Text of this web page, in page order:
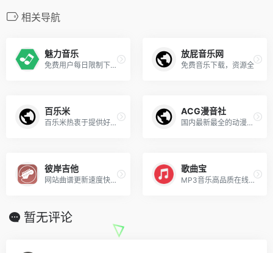
相关导航
魅力音乐
免费用户每日限制下载30次
放屁音乐网
免费音乐下载，资源全
百乐米
百乐米热衷于提供好听的外文歌曲大全推荐,包括最新好听的外文歌曲、热门流行外文歌曲、说唱、乡村、摇滚和经典外文歌[…]
ACG漫音社
国内最新最全的动漫音乐下载网站
彼岸吉他
网站曲谱更新速度快，曲谱数量多，质量高。但是很多曲谱是需要收费才可观看下载滴！
歌曲宝
MP3音乐高品质在线免费下载
暂无评论